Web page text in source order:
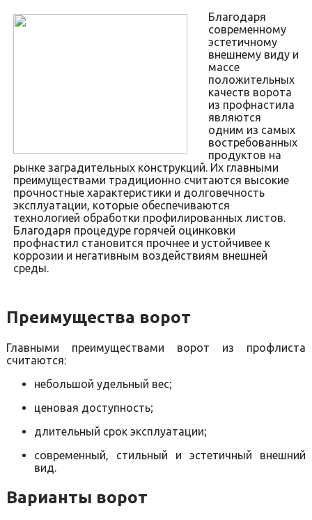
Благодаря
современному
эстетичному
внешнему виду и
массе
положительных
качеств ворота
из профнастила
являются
одним из самых
востребованных
продуктов на
рынке заградительных конструкций. Их главными
преимуществами традиционно считаются высокие
прочностные характеристики и долговечность
эксплуатации, которые обеспечиваются
технологией обработки профилированных листов.
Благодаря процедуре горячей оцинковки
профнастил становится прочнее и устойчивее к
коррозии и негативным воздействиям внешней
среды.
Преимущества ворот
Главными преимуществами ворот из профлиста
считаются:
небольшой удельный вес;
ценовая доступность;
длительный срок эксплуатации;
современный, стильный и эстетичный внешний
вид.
Варианты ворот